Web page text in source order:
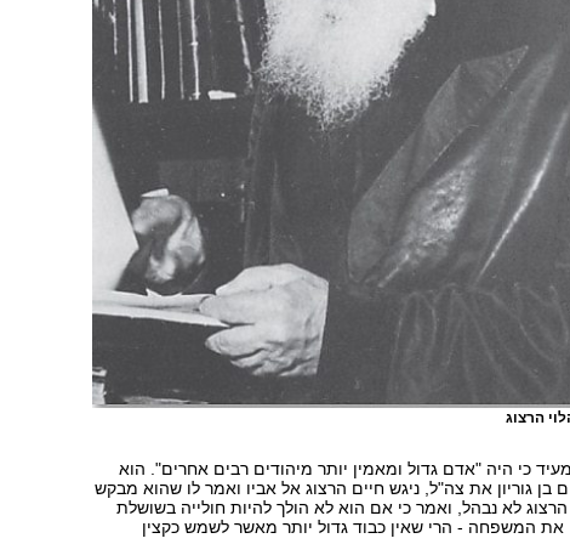
הרצוג
כי היה "אדם גדול ומאמין יותר מיהודים רבים אחרים". הוא
גוריון את צה"ל, ניגש חיים הרצוג אל אביו ואמר לו שהוא מבקש
הרצוג לא נבהל, ואמר כי אם הוא לא הולך להיות חולייה בשושלת
את המשפחה - הרי שאין כבוד גדול יותר מאשר לשמש כקצין